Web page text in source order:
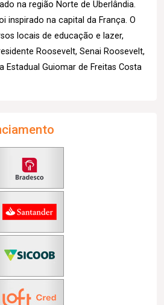
na região Norte de Uberlândia.
inspirado na capital da França. O
locais de educação e lazer,
Roosevelt, Senai Roosevelt,
Estadual Guiomar de Freitas Costa